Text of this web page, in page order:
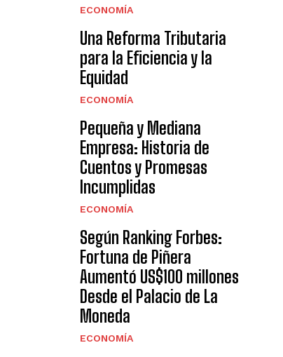
ECONOMÍA
Una Reforma Tributaria
para la Eficiencia y la
Equidad
ECONOMÍA
Pequeña y Mediana
Empresa: Historia de
Cuentos y Promesas
Incumplidas
ECONOMÍA
Según Ranking Forbes:
Fortuna de Piñera
Aumentó US$100 millones
Desde el Palacio de La
Moneda
ECONOMÍA